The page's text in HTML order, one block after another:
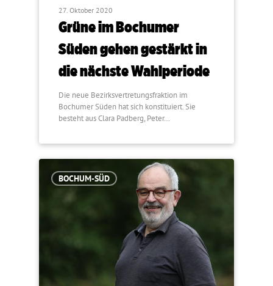
27. Oktober 2020
Grüne im Bochumer
Süden gehen gestärkt in
die nächste Wahlperiode
Die neue Bezirksvertretungsfraktion im
Bochumer Süden hat sich konstituiert. Sie
besteht aus Clara Padberg, Peter…
BOCHUM-SÜD